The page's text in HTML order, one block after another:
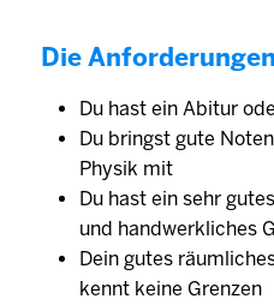
Die Anforderungen
Du hast ein Abitur
Du bringst gute
Physik mit
Du hast ein sehr
und handwerkliches
Dein gutes
kennt keine Grenzen